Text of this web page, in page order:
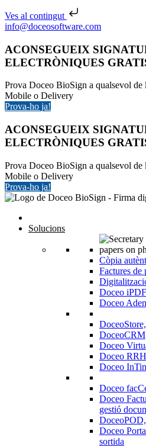
Ves al contingut
Skip to content
info@doceosoftware.com
ACONSEGUEIX
ELECTRÒNIQUES
Prova Doceo BioSign a qualsevol de
Mobile o Delivery
Prova-ho ja!
ACONSEGUEIX
ELECTRÒNIQUES
Prova Doceo BioSign a qualsevol de
Mobile o Delivery
Prova-ho ja!
Solucions
Còpia
Factures de
Doceo iPDF
Doceo
DoceoCRM
Doceo
Doceo
Doceo
Doceo
Doceo
gestió
Doceo
sortida